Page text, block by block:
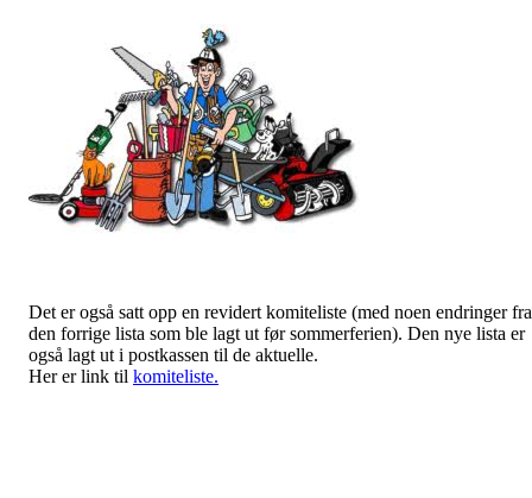
Det er også satt opp en revidert komiteliste (med noen endringer fra
den forrige lista som ble lagt ut før sommerferien). Den nye lista er
også lagt ut i postkassen til de aktuelle.
Her er link til komiteliste.